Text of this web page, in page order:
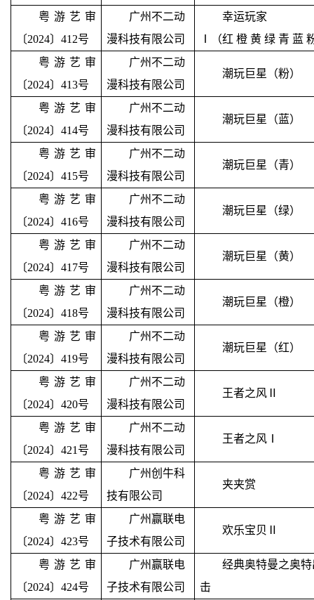
粤游艺审
〔2024〕412号
广州不二动
漫科技有限公司
幸运玩家
（红 橙 黄 绿 青 蓝
粤游艺审
〔2024〕413号
广州不二动
漫科技有限公司
潮玩巨星（粉）
粤游艺审
〔2024〕414号
广州不二动
漫科技有限公司
潮玩巨星（蓝）
粤游艺审
〔2024〕415号
广州不二动
漫科技有限公司
潮玩巨星（青）
粤游艺审
〔2024〕416号
广州不二动
漫科技有限公司
潮玩巨星（绿）
粤游艺审
〔2024〕417号
广州不二动
漫科技有限公司
潮玩巨星（黄）
粤游艺审
〔2024〕418号
广州不二动
漫科技有限公司
潮玩巨星（橙）
粤游艺审
〔2024〕419号
广州不二动
漫科技有限公司
潮玩巨星（红）
粤游艺审
〔2024〕420号
广州不二动
漫科技有限公司
王者之风
粤游艺审
〔2024〕421号
广州不二动
漫科技有限公司
王者之风
粤游艺审
〔2024〕422号
广州创牛科
技有限公司
夹夹赏
粤游艺审
〔2024〕423号
广州赢联电
子技术有限公司
欢乐宝贝
粤游艺审
〔2024〕424号
广州赢联电
子技术有限公司
经典奥特曼之奥特
击